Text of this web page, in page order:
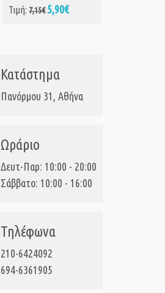
Τιμή:7,15€ 5,90€
Κατάστημα
Πανόρμου 31, Αθήνα
Ωράριο
Δευτ-Παρ: 10:00 - 20:00
Σάββατο: 10:00 - 16:00
Τηλέφωνα
210-6424092
694-6361905